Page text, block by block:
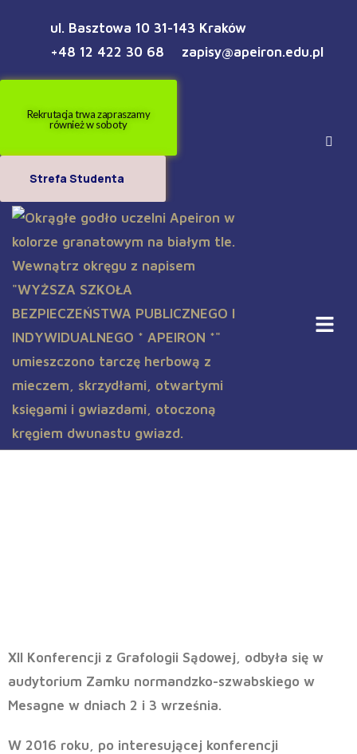
ul. Basztowa 10 31-143 Kraków
+48 12 422 30 68
zapisy@apeiron.edu.pl
Rekrutacja trwa zapraszamy
również w soboty
Strefa Studenta
XII Konferencji z Grafologii Sądowej, odbyła się w
audytorium Zamku normandzko-szwabskiego w
Mesagne w dniach 2 i 3 września.
W 2016 roku, po interesującej konferencji